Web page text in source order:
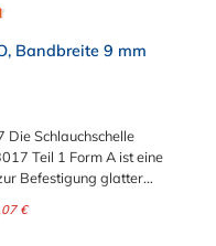
Schlauchschelle SGS TORRO, Bandbreite 9 mm
Die Schlauchschelle
Teil 1 Form A ist eine
Befestigung glatter
und durch ihre
€